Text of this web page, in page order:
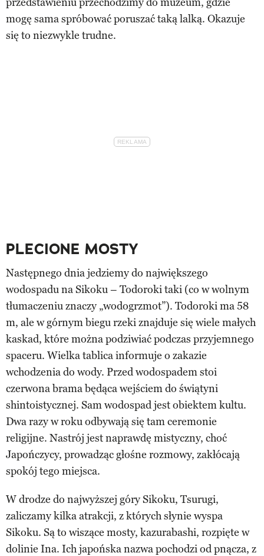
mogę sama spróbować poruszać taką lalką. Okazuje
się to niezwykle trudne.
PLECIONE MOSTY
Następnego dnia jedziemy do największego
wodospadu na Sikoku – Todoroki taki (co w wolnym
tłumaczeniu znaczy „wodogrzmot”). Todoroki ma 58
m, ale w górnym biegu rzeki znajduje się wiele małych
kaskad, które można podziwiać podczas przyjemnego
spaceru. Wielka tablica informuje o zakazie
wchodzenia do wody. Przed wodospadem stoi
czerwona brama będąca wejściem do świątyni
shintoistycznej. Sam wodospad jest obiektem kultu.
Dwa razy w roku odbywają się tam ceremonie
religijne. Nastrój jest naprawdę mistyczny, choć
Japończycy, prowadząc głośne rozmowy, zakłócają
spokój tego miejsca.
W drodze do najwyższej góry Sikoku, Tsurugi,
zaliczamy kilka atrakcji, z których słynie wyspa
Sikoku. Są to wiszące mosty, kazurabashi, rozpięte w
dolinie Ina. Ich japońska nazwa pochodzi od pnącza, z